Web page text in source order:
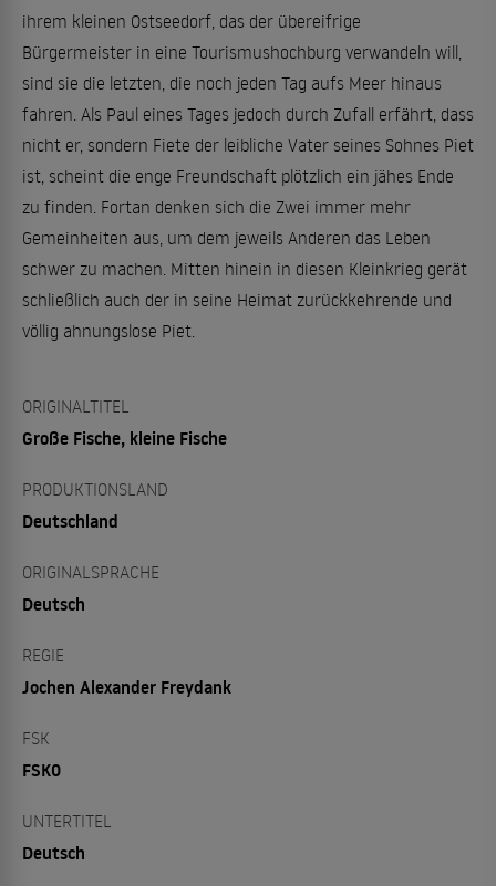
ihrem kleinen Ostseedorf, das der übereifrige
Bürgermeister in eine Tourismushochburg verwandeln will,
sind sie die letzten, die noch jeden Tag aufs Meer hinaus
fahren. Als Paul eines Tages jedoch durch Zufall erfährt, dass
nicht er, sondern Fiete der leibliche Vater seines Sohnes Piet
ist, scheint die enge Freundschaft plötzlich ein jähes Ende
zu finden. Fortan denken sich die Zwei immer mehr
Gemeinheiten aus, um dem jeweils Anderen das Leben
schwer zu machen. Mitten hinein in diesen Kleinkrieg gerät
schließlich auch der in seine Heimat zurückkehrende und
völlig ahnungslose Piet.
ORIGINALTITEL
Große Fische, kleine Fische
PRODUKTIONSLAND
Deutschland
ORIGINALSPRACHE
Deutsch
REGIE
Jochen Alexander Freydank
FSK
FSK0
UNTERTITEL
Deutsch